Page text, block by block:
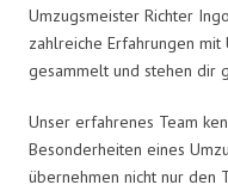
Umzugsmeister Richter
zahlreiche Erfahrungen
gesammelt und stehen dir
Unser erfahrenes Team
Besonderheiten eines
übernehmen nicht nur den